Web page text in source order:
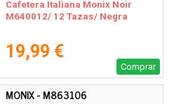
Cafetera Italiana Monix Noir
M640012/ 12 Tazas/ Negra
19,99 €
Comprar
MONIX - M863106